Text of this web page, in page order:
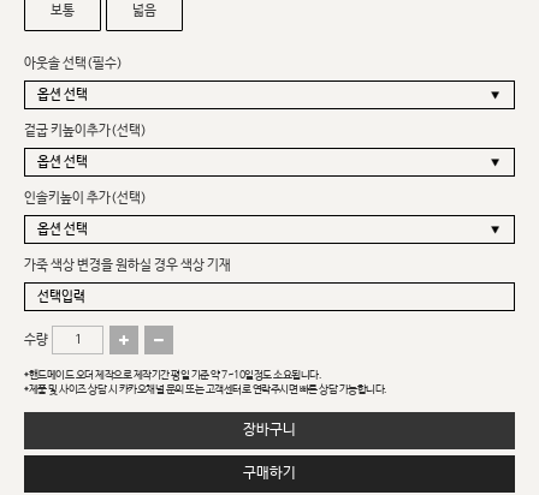
보통 넓음
아웃솔 선택(필수)
겉굽 키높이추가(선택)
인솔키높이 추가(선택)
가죽 색상 변경을 원하실 경우 색상 기재
수량
*핸드메이드 오더 제작으로 제작기간 평일 기준 약 7~10일정도 소요됩니다.
*제품 및 사이즈 상담 시 카카오채널 문의 또는 고객센터로 연락주시면 빠른 상담 가능합니다.
장바구니
구매하기